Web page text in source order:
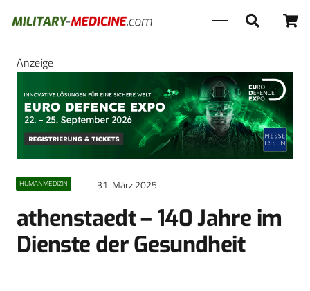
Anzeige
HUMANMEDIZIN 31. März 2025
athenstaedt – 140 Jahre im
Dienste der Gesundheit